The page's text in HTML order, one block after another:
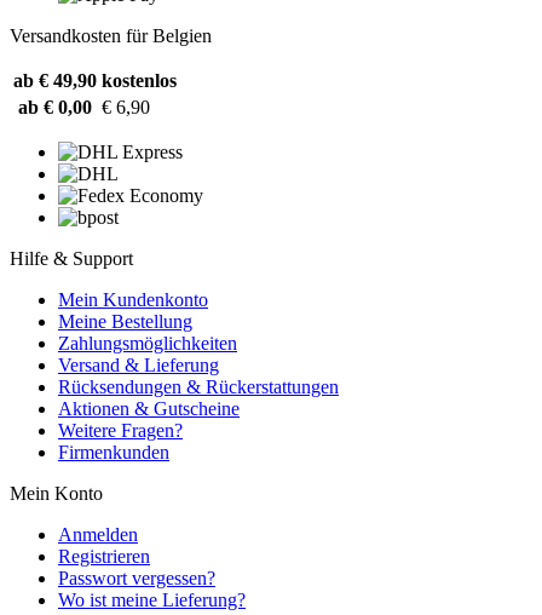
Versandkosten für Belgien
ab € 49,90 kostenlos
ab € 0,00 € 6,90
Hilfe & Support
Mein Kundenkonto
Meine Bestellung
Zahlungsmöglichkeiten
Versand & Lieferung
Rücksendungen & Rückerstattungen
Aktionen & Gutscheine
Weitere Fragen?
Firmenkunden
Mein Konto
Anmelden
Registrieren
Passwort vergessen?
Wo ist meine Lieferung?